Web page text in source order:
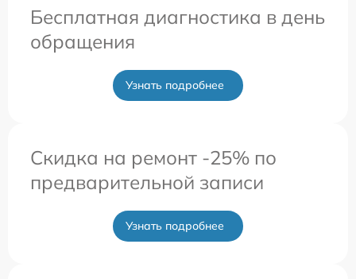
Бесплатная диагностика в день
обращения
Узнать подробнее
Скидка на ремонт -25% по
предварительной записи
Узнать подробнее